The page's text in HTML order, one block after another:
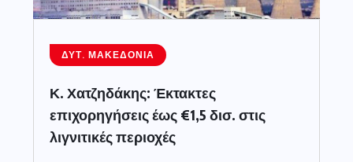
ΔΥΤ. ΜΑΚΕΔΟΝΊΑ
Κ. Χατζηδάκης: Έκτακτες
επιχορηγήσεις έως €1,5 δισ. στις
λιγνιτικές περιοχές